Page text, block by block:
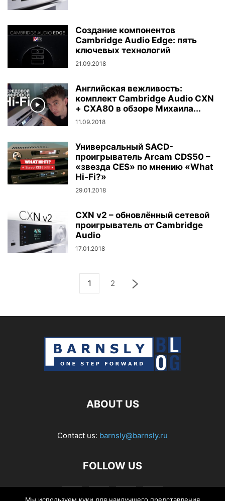
Создание компонентов
Cambridge Audio Edge: пять
ключевых технологий
21.09.2018
Английская вежливость:
комплект Cambridge Audio CXN
+ CXA80 в обзоре Михаила...
11.09.2018
Универсальный SACD-
проигрыватель Arcam CDS50 –
«звезда CES» по мнению «What
Hi-Fi?»
29.01.2018
CXN v2 – обновлённый сетевой
проигрыватель от Cambridge
Audio
17.01.2018
1 2
ABOUT US
Contact us: barnsly@barnsly.ru
FOLLOW US